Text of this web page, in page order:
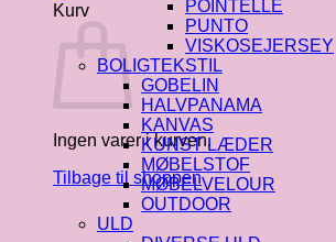
Kurv
Ingen varer i kurven.
Tilbage til shoppen
POINTELLE
PUNTO
VISKOSEJERSEY
BOLIGTEKSTIL
GOBELIN
HALVPANAMA
KANVAS
KUNST LÆDER
MØBELSTOF
MØBELVELOUR
OUTDOOR
ULD